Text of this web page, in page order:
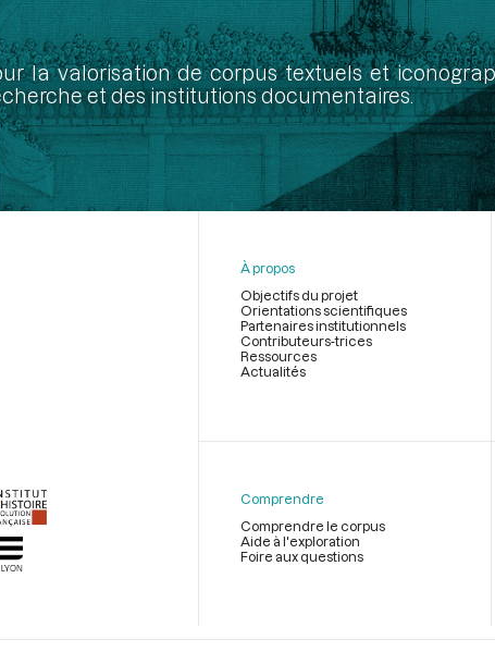
la valorisation de corpus textuels et
et des institutions documentaires.
page
À propos
Objectifs du projet
Orientations scientifiques
Partenaires institutionnels
Contributeurs-trices
Ressources
Actualités
Comprendre
Comprendre le corpus
Aide à l'exploration
Foire aux questions